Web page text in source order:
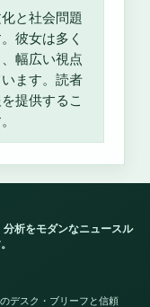
と社会問題
彼女は多く
幅広い視点
ます。読者
提供するこ
析をモダンなニュースル
デスク・ブリーフと信頼